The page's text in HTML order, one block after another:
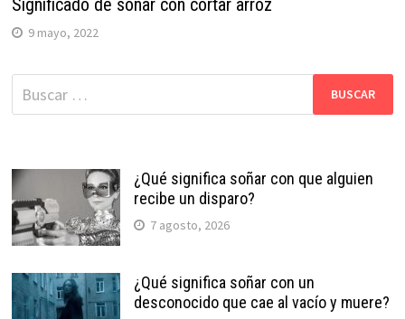
9 mayo, 2022
Buscar:
¿Qué significa soñar con que alguien
recibe un disparo?
7 agosto, 2026
¿Qué significa soñar con un
desconocido que cae al vacío y muere?